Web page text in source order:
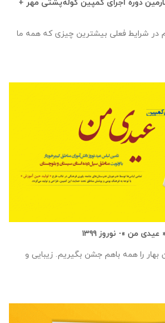
یاوری – چهارمین دوره اجرای کمپین کوله‌پشتی مهر +
در شرایط فعلی بیشترین چیزی که همه ما
من »- نوروز ۱۳۹۹
بهار را همه باهم جشن بگیریم. زیبایی و